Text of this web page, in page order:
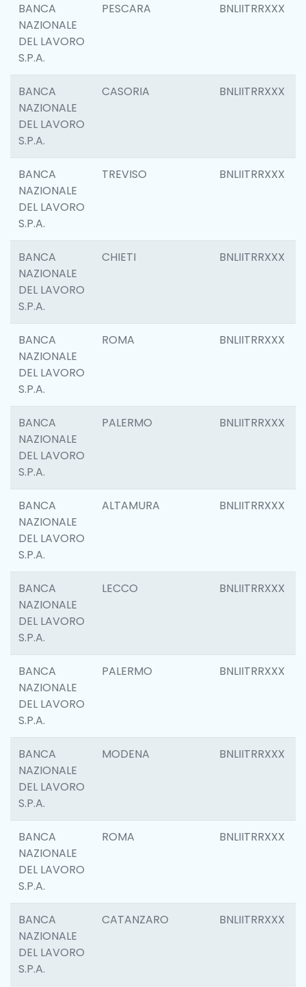
BANCA
NAZIONALE
DEL LAVORO
S.P.A.
PESCARA BNLIITRRXXX
BANCA
NAZIONALE
DEL LAVORO
S.P.A.
CASORIA BNLIITRRXXX
BANCA
NAZIONALE
DEL LAVORO
S.P.A.
TREVISO BNLIITRRXXX
BANCA
NAZIONALE
DEL LAVORO
S.P.A.
CHIETI BNLIITRRXXX
BANCA
NAZIONALE
DEL LAVORO
S.P.A.
ROMA BNLIITRRXXX
BANCA
NAZIONALE
DEL LAVORO
S.P.A.
PALERMO BNLIITRRXXX
BANCA
NAZIONALE
DEL LAVORO
S.P.A.
ALTAMURA BNLIITRRXXX
BANCA
NAZIONALE
DEL LAVORO
S.P.A.
LECCO BNLIITRRXXX
BANCA
NAZIONALE
DEL LAVORO
S.P.A.
PALERMO BNLIITRRXXX
BANCA
NAZIONALE
DEL LAVORO
S.P.A.
MODENA BNLIITRRXXX
BANCA
NAZIONALE
DEL LAVORO
S.P.A.
ROMA BNLIITRRXXX
BANCA
NAZIONALE
DEL LAVORO
S.P.A.
CATANZARO BNLIITRRXXX